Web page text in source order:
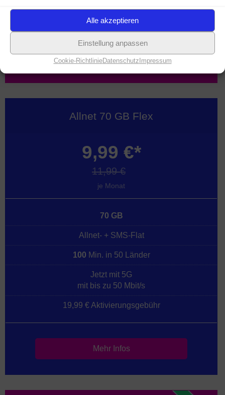
Alle akzeptieren
Einstellung anpassen
Cookie-RichtlinieDatenschutz Impressum
Mehr Infos
Allnet 70 GB Flex
9,99 €*
11,99 €
je Monat
70 GB
Allnet- + SMS-Flat
100 Min. in 50 Länder
Jetzt mit 5G
mit bis zu 50 Mbit/s
19,99 € Aktivierungsgebühr
Mehr Infos